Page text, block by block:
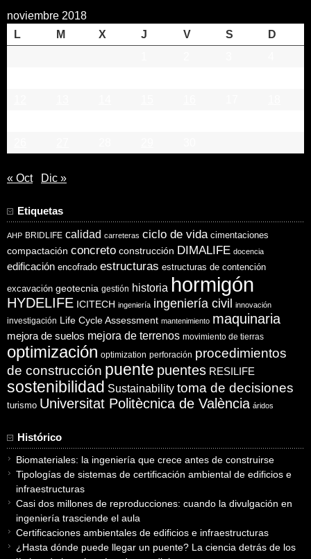
noviembre 2018
L
M X J V S
D
« Oct Dic »
Etiquetas
AHP BRIDLIFE calidad carreteras ciclo de vida cimentaciones
compactación concreto construcción DIMALIFE docencia
edificación encofrado estructuras estructuras de contención
excavación geotecnia gestión historia hormigón
HYDELIFE ICITECH ingeniería ingeniería civil innovación
investigación Life Cycle Assessment mantenimiento maquinaria
mejora de suelos mejora de terrenos movimiento de tierras
optimización optimization perforación procedimientos
de construcción puente puentes RESILIFE
sostenibilidad Sustainability toma de decisiones
turismo Universitat Politècnica de València áridos
Histórico
Biomateriales: la ingeniería que crece antes de construirse
Tipologías de sistemas de certificación ambiental de edificios e
infraestructuras
Casi dos millones de reproducciones: cuando la divulgación en
ingeniería trasciende el aula
Certificaciones ambientales de edificios e infraestructuras
¿Hasta dónde puede llegar un puente? La ciencia detrás de los